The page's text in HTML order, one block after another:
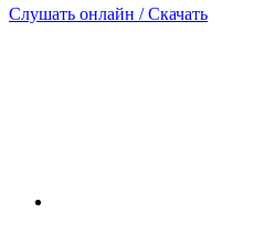
Слушать онлайн / Скачать